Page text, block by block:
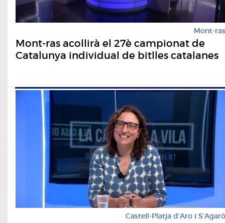
Mont-ras
Mont-ras acollirà el 27è campionat de
Catalunya individual de bitlles catalanes
Castell-Platja d'Aro i S'Agaró